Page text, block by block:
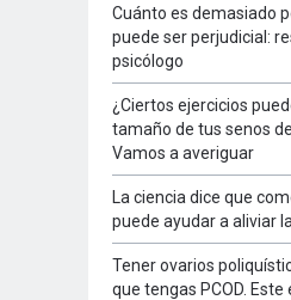
Cuánto es demasiado
puede ser perjudicial:
psicólogo
¿Ciertos ejercicios
tamaño de tus senos
Vamos a averiguar
La ciencia dice que
puede ayudar a aliviar
Tener ovarios
que tengas PCOD. Este